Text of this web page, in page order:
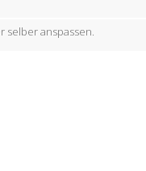
selber anspassen.